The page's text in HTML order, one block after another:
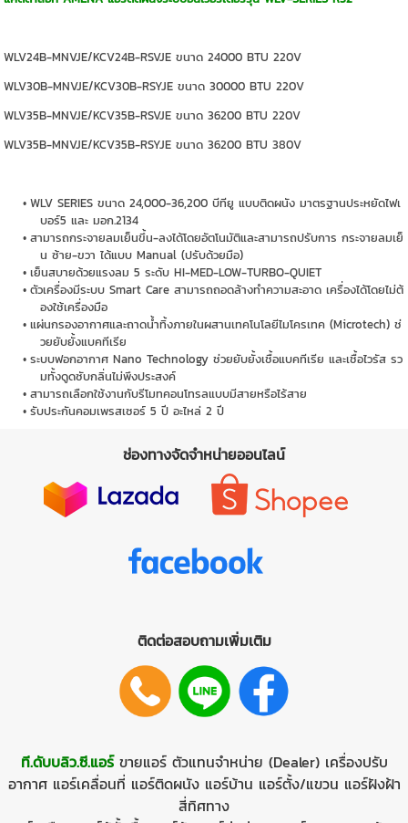
WLV24B-MNVJE/KCV24B-RSVJE ขนาด 24000 BTU 220V
WLV30B-MNVJE/KCV30B-RSYJE ขนาด 30000 BTU 220V
WLV35B-MNVJE/KCV35B-RSVJE ขนาด 36200 BTU 220V
WLV35B-MNVJE/KCV35B-RSYJE ขนาด 36200 BTU 380V
WLV SERIES ขนาด 24,000-36,200 บีทียู แบบติดผนัง มาตรฐานประหยัดไฟเ
บอร์5 และ มอก.2134
สามารถกระจายลมเย็นขึ้น-ลงได้โดยอัตโนมัติและสามารถปรับการ กระจายลมเย็
น ซ้าย-ขวา ได้แบบ Manual (ปรับด้วยมือ)
เย็นสบายด้วยแรงลม 5 ระดับ HI-MED-LOW-TURBO-QUIET
ตัวเครื่องมีระบบ Smart Care สามารถถอดล้างทำความสะอาด เครื่องได้โดยไม่ต้
องใช้เครื่องมือ
แผ่นกรองอากาศและถาดน้ำทิ้งภายในผสานเทคโนโลยีไมโครเทค (Microtech) ช่
วยยับยั้งแบคทีเรีย
ระบบฟอกอากาศ Nano Technology ช่วยยับยั้งเชื้อแบคทีเรีย และเชื้อไวรัส รว
มทั้งดูดซับกลิ่นไม่พึงประสงค์
สามารถเลือกใช้งานกับรีโมทคอนโทรลแบบมีสายหรือไร้สาย
รับประกันคอมเพรสเซอร์ 5 ปี อะไหล่ 2 ปี
ช่องทางจัดจำหน่ายออนไลน์
ติดต่อสอบถามเพิ่มเติม
ที.ดับบลิว.ซี.แอร์ ขายแอร์ตัวแทนจำหน่าย (Dealer) เครื่องปรับ
อากาศ แอร์เคลื่อนที่ แอร์ติดผนังแอร์บ้าน แอร์ตั้ง/แขวน แอร์ฝังฝ้า
สี่ทิศทาง